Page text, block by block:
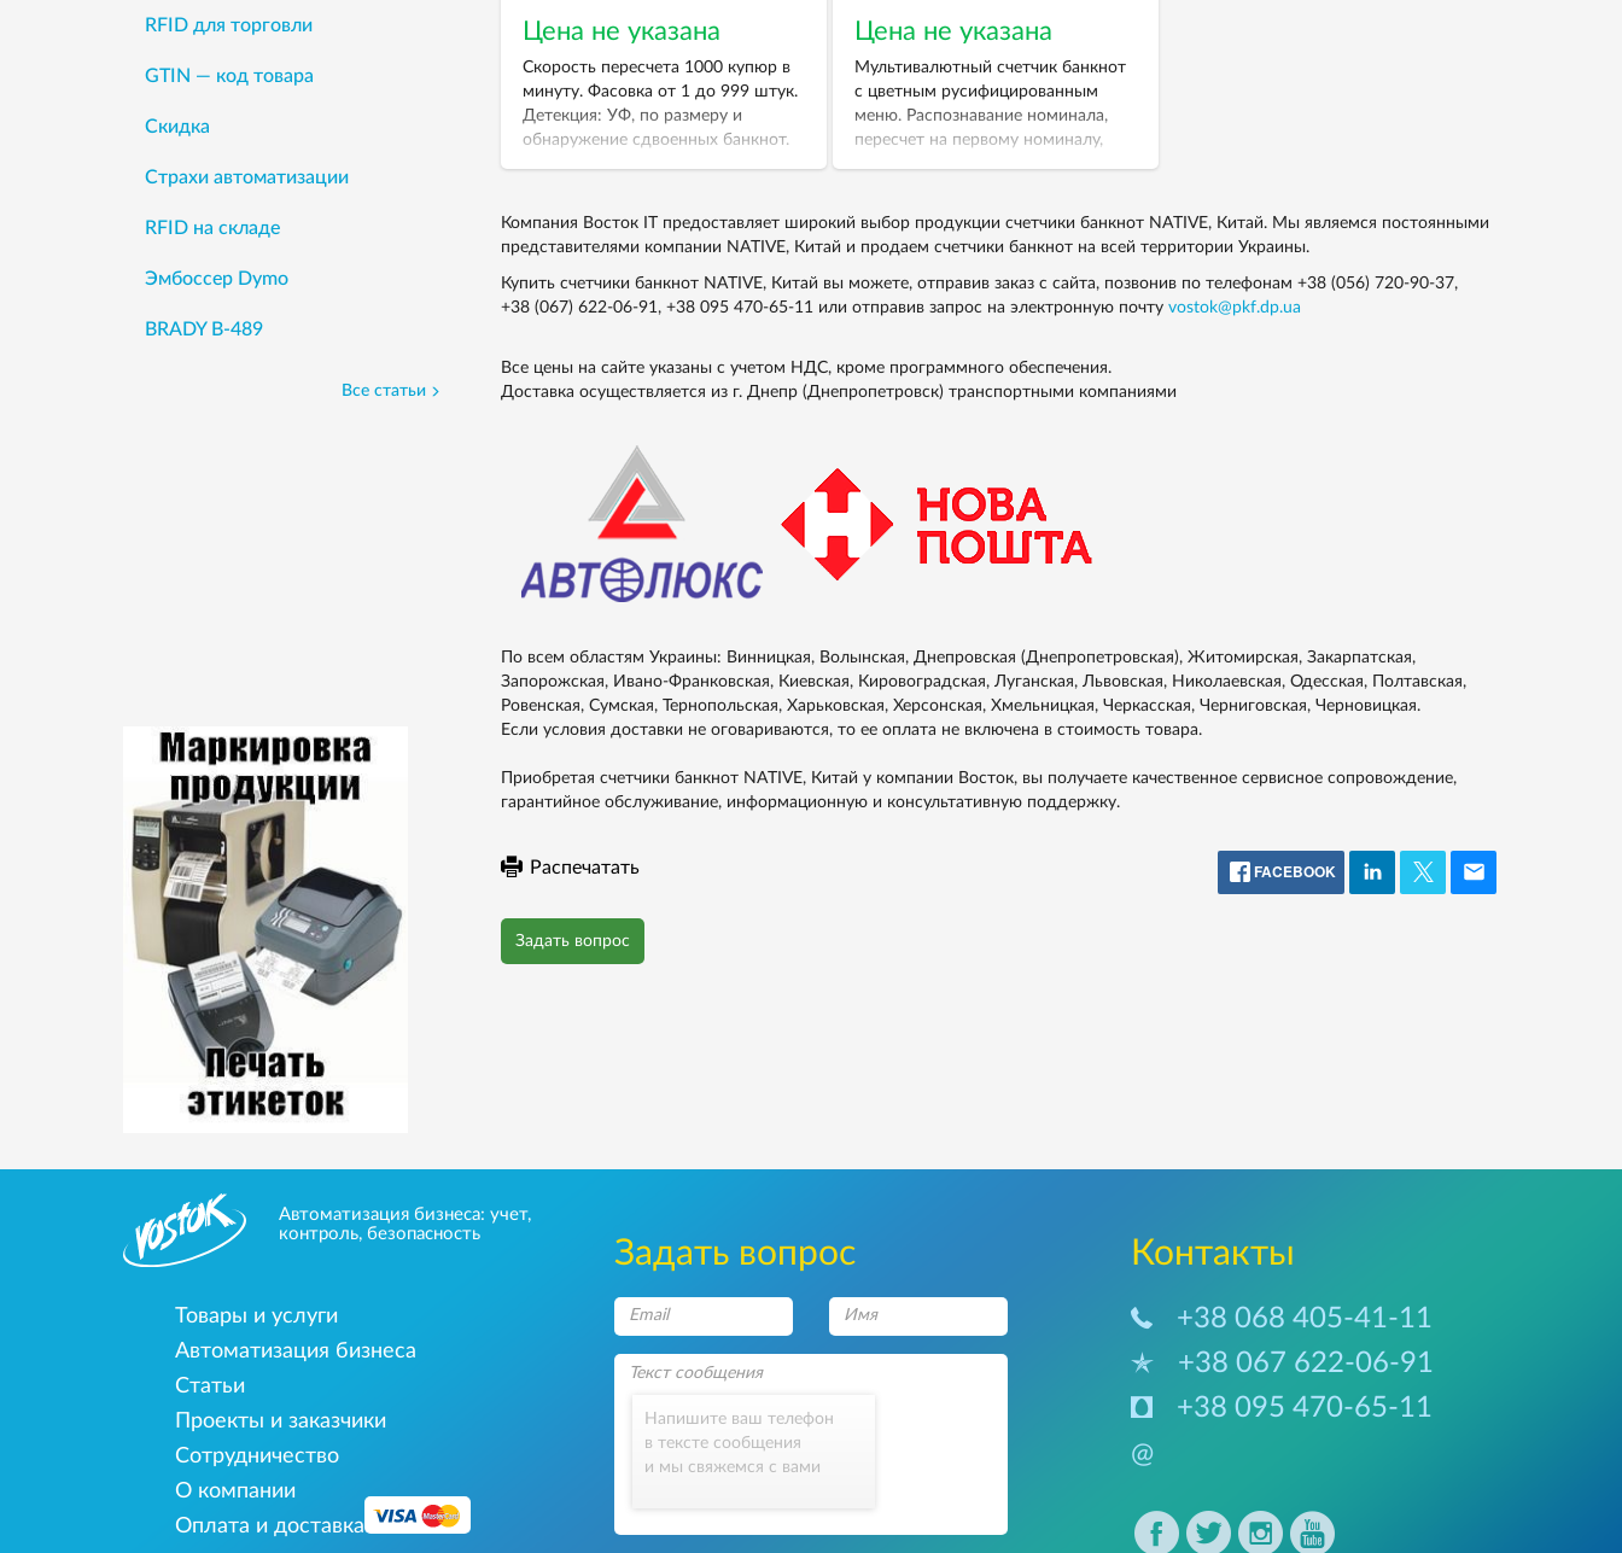
Цена не указана
Скорость пересчета 1000 купюр в
минуту. Фасовка от 1 до 999 штук.
Детекция: УФ, по размеру и
обнаружение сдвоенных банкнот.
Цена не указана
Мультивалютный счетчик банкнот
с цветным русифицированным
меню. Распознавание номинала,
пересчет на первому номиналу,
Компания Восток IT предоставляет широкий выбор продукции счетчики банкнот NATIVE, Китай. Мы являемся постоянными
представителями компании NATIVE, Китай и продаем счетчики банкнот на всей территории Украины.
Купить счетчики банкнот NATIVE, Китай вы можете, отправив заказ с сайта, позвонив по телефонам +38 (056) 720-90-37,
+38 (067) 622-06-91, +38 095 470-65-11или отправив запрос на электронную почту vostok@pkf.dp.ua
Все цены на сайте указаны с учетом НДС, кроме программного обеспечения.
Доставка осуществляется из г. Днепр (Днепропетровск) транспортными компаниями
По всем областям Украины: Винницкая, Волынская, Днепровская (Днепропетровская), Житомирская, Закарпатская,
Запорожская, Ивано-Франковская, Киевская, Кировоградская, Луганская, Львовская, Николаевская, Одесская, Полтавская,
Ровенская, Сумская, Тернопольская, Харьковская, Херсонская, Хмельницкая, Черкасская, Черниговская, Черновицкая.
Если условия доставки не оговариваются, то ее оплата не включена в стоимость товара.
Приобретая счетчики банкнот NATIVE, Китай у компании Восток, вы получаете качественное сервисное сопровождение,
гарантийное обслуживание, информационную и консультативную поддержку.
Распечатать FACEBOOK
Задать вопрос
RFID для торговли
GTIN — код товара
Скидка
Страхи автоматизации
RFID на складе
Эмбоссер Dymo
BRADY B-489
Все статьи
Автоматизация бизнеса: учет,
контроль, безопасность
Товары и услуги
Автоматизация бизнеса
Статьи
Проекты и заказчики
Сотрудничество
О компании
Оплата и доставка
Задать вопрос
Напишите ваш телефон
в тексте сообщения
и мы свяжемся с вами
Контакты
+38 068 405-41-11
+38 067 622-06-91
+38 095 470-65-11
@